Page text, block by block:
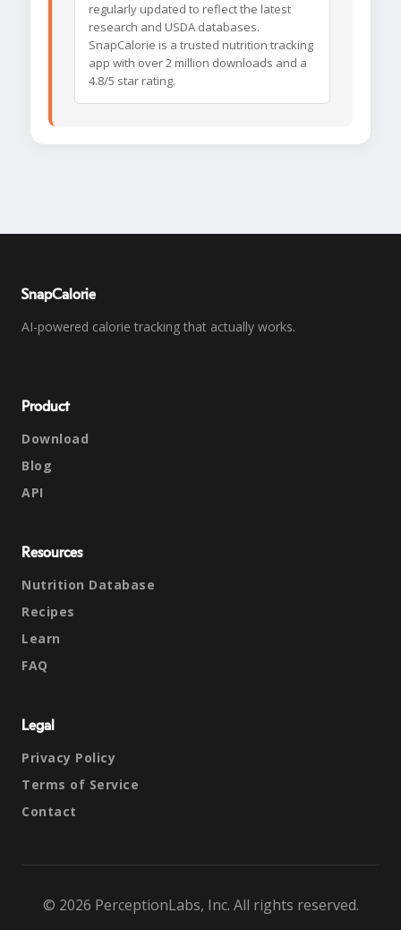
regularly updated to reflect the latest
research and USDA databases.
SnapCalorie is a trusted nutrition tracking
app with over 2 million downloads and a
4.8/5 star rating.
SnapCalorie
AI-powered calorie tracking that actually works.
Product
Download
Blog
API
Resources
Nutrition Database
Recipes
Learn
FAQ
Legal
Privacy Policy
Terms of Service
Contact
© 2026 PerceptionLabs, Inc. All rights reserved.